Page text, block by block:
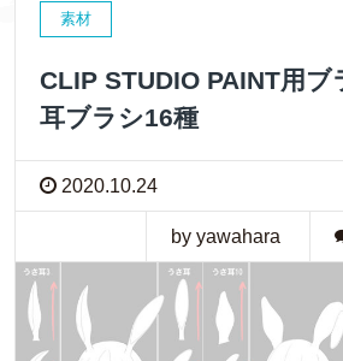
素材
CLIP STUDIO PAINT用ブ
耳ブラシ16種
2020.10.24
by yawahara